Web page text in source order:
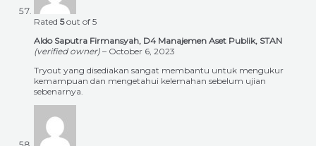
Rated 5out of 5
Aldo Saputra Firmansyah, D4 Manajemen Aset Publik, STAN
(verified owner) – October 6, 2023
Tryout yang disediakan sangat membantu untuk mengukur
kemampuan dan mengetahui kelemahan sebelum ujian
sebenarnya.